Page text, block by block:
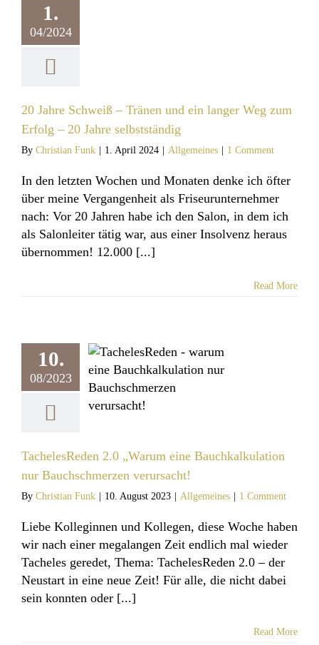
1.
04/2024
– 20 Jahre
20 Jahre Schweiß – Tränen und ein langer Weg zum
Erfolg – 20 Jahre selbstständig
By Christian Funk 1. April 2024 Allgemeines 1 Comment
In den letzten Wochen und Monaten denke ich öfter
über meine Vergangenheit als Friseurunternehmer
nach: Vor 20 Jahren habe ich den Salon, in dem ich
als Salonleiter tätig war, aus einer Insolvenz heraus
übernommen! 12.000 [...]
Read More
10.
08/2023
eine
nur
TachelesReden 2.0 „Warum eine Bauchkalkulation
nur Bauchschmerzen verursacht!
By Christian Funk 10. August 2023 Allgemeines 1 Comment
Liebe Kolleginnen und Kollegen, diese Woche haben
wir nach einer megalangen Zeit endlich mal wieder
Tacheles geredet, Thema: TachelesReden 2.0 – der
Neustart in eine neue Zeit! Für alle, die nicht dabei
sein konnten oder [...]
Read More